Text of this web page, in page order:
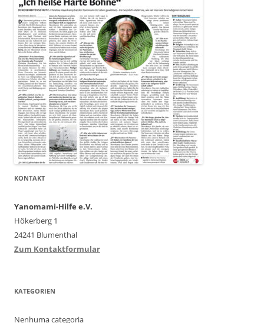
KONTAKT
Yanomami-Hilfe e.V.
Hökerberg 1
24241 Blumenthal
Zum Kontaktformular
KATEGORIEN
Nenhuma categoria